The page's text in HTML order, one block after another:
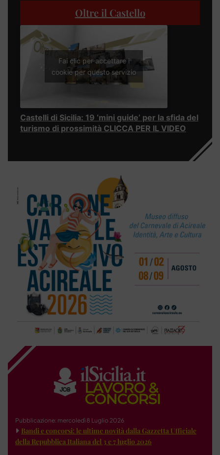
Oltre il Castello
Fai clic per accettare i
cookie per questo servizio
Castelli di Sicilia: 19 ‘mini guide’ per la sfida del
turismo di prossimità CLICCA PER IL VIDEO
Pubblicazione: mercoledì 8 Luglio 2026
Bandi e concorsi: le ultime novità dalla Gazzetta Ufficiale
della Repubblica Italiana del 3 e 7 luglio 2026